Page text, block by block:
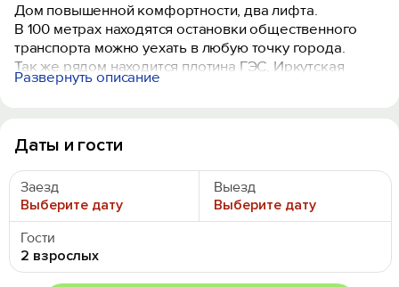
Дом повышенной комфортности, два лифта.
В 100 метрах находятся остановки общественного
транспорта можно уехать в любую точку города.
Так же рядом находится плотина ГЭС, Иркутская
областная больница, Микрохирургия глаза,
набережной, все в шаговой доступности.
До центра 15 минут езды, да аэропорта 10 минут, до ж/
д вокзала 15 минут езды.
Детали которые также Вас порадуют в нашей
квартире:
- Чистота и порядок - до и после пребывания в
квартире проводится тщательная уборка
Развернуть описание
Даты и гости
Заезд
Выберите дату
Выезд
Выберите дату
Гости
2 взрослых